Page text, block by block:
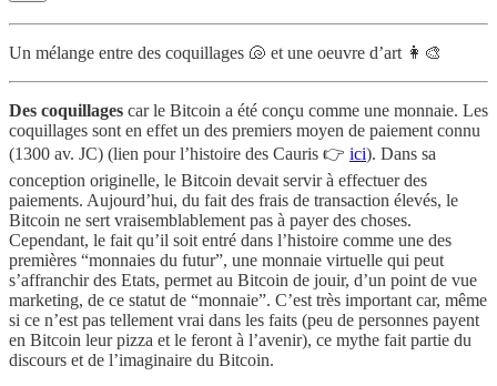
Un mélange entre des coquillages 🐚 et une oeuvre d’art 👩‍🎨
Des coquillages car le Bitcoin a été conçu comme une monnaie. Les
coquillages sont en effet un des premiers moyen de paiement connu
(1300 av. JC) (lien pour l’histoire des Cauris 👉 ici). Dans sa
conception originelle, le Bitcoin devait servir à effectuer des
paiements. Aujourd’hui, du fait des frais de transaction élevés, le
Bitcoin ne sert vraisemblablement pas à payer des choses.
Cependant, le fait qu’il soit entré dans l’histoire comme une des
premières “monnaies du futur”, une monnaie virtuelle qui peut
s’affranchir des Etats, permet au Bitcoin de jouir, d’un point de vue
marketing, de ce statut de “monnaie”. C’est très important car, même
si ce n’est pas tellement vrai dans les faits (peu de personnes payent
en Bitcoin leur pizza et le feront à l’avenir), ce mythe fait partie du
discours et de l’imaginaire du Bitcoin.